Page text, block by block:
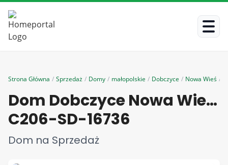
Strona Główna / Sprzedaż / Domy / małopolskie / Dobczyce / Nowa Wieś /
Dom Dobczyce Nowa Wieś powierzchnia 76.0 m²
C206-SD-16736
Dom na Sprzedaż